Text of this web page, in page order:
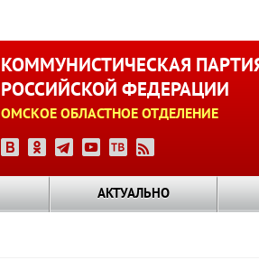
КОММУНИСТИЧЕСКАЯ
РОССИЙСКОЙ ФЕДЕРАЦИИ
ОМСКОЕ ОБЛАСТНОЕ ОТДЕЛЕНИЕ
АКТУАЛЬНО